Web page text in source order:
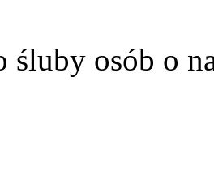
śluby osób o